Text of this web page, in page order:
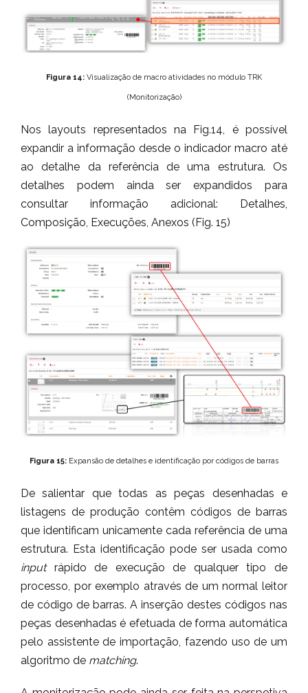
Figura 14: Visualização de macro atividades no módulo TRK
(Monitorização)
Nos layouts representados na Fig.14, é possível
expandir a informação desde o indicador macro até
ao detalhe da referência de uma estrutura. Os
detalhes podem ainda ser expandidos para
consultar informação adicional: Detalhes,
Composição, Execuções, Anexos (Fig. 15)
Figura 15: Expansão de detalhes e identificação por códigos de barras
De salientar que todas as peças desenhadas e
listagens de produção contêm códigos de barras
que identificam unicamente cada referência de uma
estrutura. Esta identificação pode ser usada como
inputrápido de execução de qualquer tipo de
processo, por exemplo através de um normal leitor
de código de barras. A inserção destes códigos nas
peças desenhadas é efetuada de forma automática
pelo assistente de importação, fazendo uso de um
algoritmo de matching.